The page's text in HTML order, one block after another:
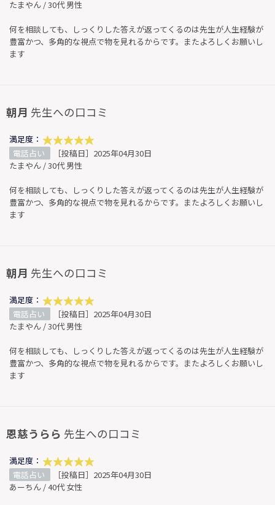
たまやん / 30代 男性
何を相談しても、しっくりした答えが返ってくるのは先生が人生経験が
豊富かつ、多角的な視点で物を見れるからです。またよろしくお願いし
ます
朝月 先生への口コミ
満足度：
電話占い
［投稿日］2025年04月30日
たまやん / 30代 男性
何を相談しても、しっくりした答えが返ってくるのは先生が人生経験が
豊富かつ、多角的な視点で物を見れるからです。またよろしくお願いし
ます
朝月 先生への口コミ
満足度：
電話占い
［投稿日］2025年04月30日
たまやん / 30代 男性
何を相談しても、しっくりした答えが返ってくるのは先生が人生経験が
豊富かつ、多角的な視点で物を見れるからです。またよろしくお願いし
ます
恩慈うらら 先生への口コミ
満足度：
電話占い
［投稿日］2025年04月30日
あーちん / 40代 女性